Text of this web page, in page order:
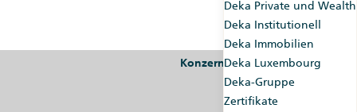
Konzernseiten
Deka Private und Wealth
Deka Institutionell
Deka Immobilien
Deka Luxembourg
Deka-Gruppe
Zertifikate
Market-Maker